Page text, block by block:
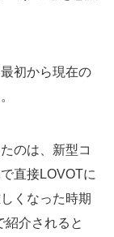
初から現在の
のは、新型コ
直接LOVOTに
くなった時期
紹介されると